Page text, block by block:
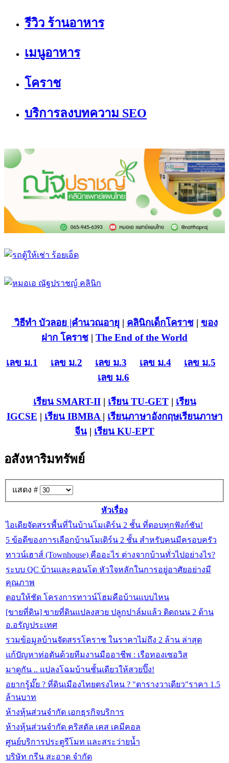
รีวิว ร้านอาหาร
เมนูอาหาร
โคราช
บริการลงบทความ SEO
วิธีทำ บัวลอย |คำนวณอายุ | คลินิกเด็กโคราช| ของ
ฝาก โคราช | The End of the World
เลข ม.1 เลข ม.2 เลข ม.3 เลข ม.4
เลข ม.5
เลข ม.6
เรียน SMART-II| เรียน TU-GET| เรียน
IGCSE | เรียน IBMBA | เรียนภาษาอังกฤษเรียนภาษา
จีน | เรียน KU-EPT
อสังหาริมทรัพย์
แสดง #
หัวเรื่อง
ไอเดียจัดสรรพื้นที่ในบ้านโมเดิร์น 2 ชั้น ที่ตอบทุกฟังก์ชัน!
5 ข้อดีของการเลือกบ้านโมเดิร์น 2 ชั้น สำหรับคนมีครอบครัว
ทาวน์เฮาส์ (Townhouse) คืออะไร ต่างจากบ้านทั่วไปอย่างไร?
ระบบ QC บ้านและคอนโด หัวใจหลักในการอยู่อาศัยอย่างมี
คุณภาพ
ตอบให้ชัด โครงการทาวน์โฮมคือบ้านแบบไหน
[ขายที่ดิน] ขายที่ดินแปลงสวย ปลูกปาล์มแล้ว ติดถนน 2 ด้าน
อ.อรัญประเทศ
รวมข้อมูลบ้านจัดสรรโคราช ในราคาไม่ถึง 2 ล้าน ล่าสุด
แก้ปัญหาท่อตันด้วยทีมงานมืออาชีพ : เรือทองเซอวิส
มาดูกัน .. แปลงโฉมบ้านชั้นเดียวให้สวยปิ๊ง!
อยากรู้มั๊ย ? ที่ดินเมืองไทยตรงไหน ? "ตารางวาเดียว"ราคา 1.5
ล้านบาท
ห้างหุ้นส่วนจำกัด เอกธุรกิจบริการ
ห้างหุ้นส่วนจำกัด คริสตัล เคส เคมีคอล
ศูนย์บริการประตูรีโมท และสระว่ายน้ำ‎
บริษัท กรีน สะอาด จำกัด